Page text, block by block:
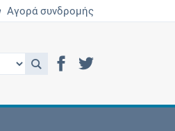
Αγορά συνδρομής